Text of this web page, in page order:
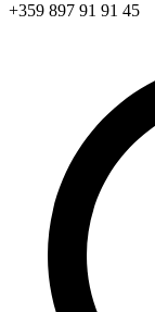
+359 897 91 91 45